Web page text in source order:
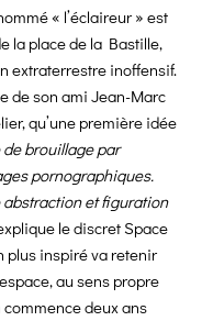
« l’éclaireur » est
la place de la Bastille,
extraterrestre inoffensif.
de son ami Jean-Marc
qu’une première idée
brouillage par
pornographiques.
abstraction et figuration
le discret Space
plus inspiré va retenir
au sens propre
deux ans